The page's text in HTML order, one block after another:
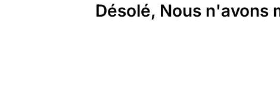
Désolé, Nous n'avons